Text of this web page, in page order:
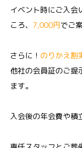
イベント時にご入会
ころ、 7,000円でご
さらに！ のりかえ割
他社の会員証のご提
ます。
入会後の年会費や積